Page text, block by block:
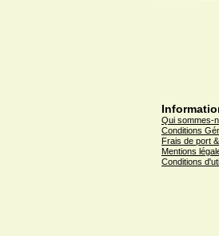
Qui sommes-
Conditions
Frais de port
Mentions
Conditions